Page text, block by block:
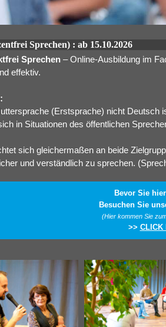
Sprechen) : ab 15.10.2026
Sprechen – Online-Ausbildung im
effektiv.
(Erstsprache) nicht Deutsch
in Situationen des öffentlichen
sich gleichermaßen an beide
und verständlich zu sprechen.
Bevor Sie
Besuchen Sie
(Hier kommen Sie
>> CLICK